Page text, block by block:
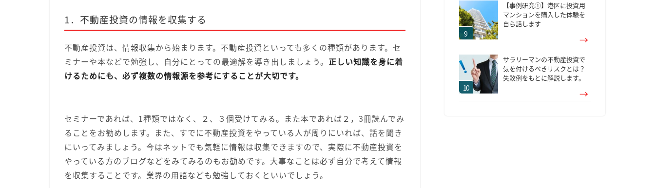
1．不動産投資の情報を収集する
不動産投資は、情報収集から始まります。不動産投資といっても多くの種類があります。セ
ミナーや本などで勉強し、自分にとっての最適解を導き出しましょう。 正しい知識を身に着
けるためにも、必ず複数の情報源を参考にすることが大切です。
セミナーであれば、1種類ではなく、２、３個受けてみる。また本であれば２，3冊読んでみ
ることをお勧めします。また、すでに不動産投資をやっている人が周りにいれば、話を聞き
にいってみましょう。今はネットでも気軽に情報は収集できますので、実際に不動産投資を
やっている方のブログなどをみてみるのもお勧めです。大事なことは必ず自分で考えて情報
を収集することです。業界の用語なども勉強しておくといいでしょう。
【事例研究①】港区に投資用
マンションを購入した体験を
自ら話します
サラリーマンの不動産投資で
気を付けるべきリスクとは？
失敗例をもとに解説します。